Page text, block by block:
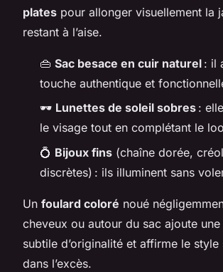
plates pour allonger visuellement la
restant à l’aise.
👜 Sac besace en cuir naturel : il
touche authentique et
🕶️ Lunettes de soleil sobres :
le visage tout en complétant le
💍 Bijoux fins (chaîne dorée,
discrètes) : ils illuminent sans
Un foulard coloré noué
cheveux ou autour du sac ajoute
subtile d’originalité et affirme le
dans l’excès.